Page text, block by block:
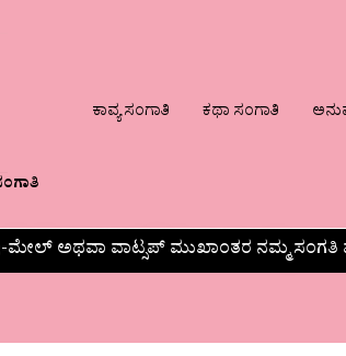
ಕಾವ್ಯ ಸಂಗಾತಿ ಕಥಾ ಸಂಗಾತಿ
ಮೇಲ್ ಅಥವಾ ವಾಟ್ಸಪ್ ಮುಖಾಂತರ ನಮ್ಮ